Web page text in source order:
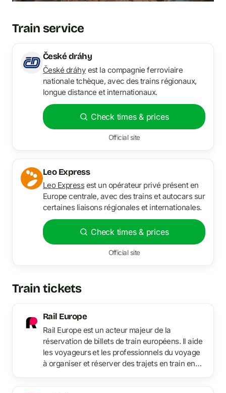
Train service
České dráhy
České dráhy est la compagnie ferroviaire
nationale tchèque, avec des trains régionaux,
longue distance et internationaux.
Check times & prices
Official site
Leo Express
Leo Expressest un opérateur privé présent en
Europe centrale, avec des trains et autocars sur
certaines liaisons régionales et internationales.
Check times & prices
Official site
Train tickets
Rail Europe
Rail Europe est un acteur majeur de la
réservation de billets de train européens. Il aide
les voyageurs et les professionnels du voyage
à organiser et réserver des trajets en train en